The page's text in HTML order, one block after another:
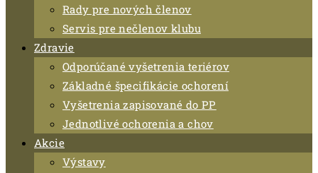
Rady pre nových členov
Servis pre nečlenov klubu
Zdravie
Odporúčané vyšetrenia teriérov
Základné špecifikácie ochorení
Vyšetrenia zapisované do PP
Jednotlivé ochorenia a chov
Akcie
Výstavy